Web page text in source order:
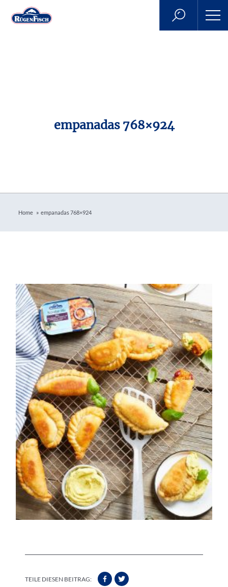
empanadas 768×924
Home » empanadas 768×924
TEILE DIESEN BEITRAG: